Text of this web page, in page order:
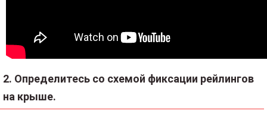
2. Определитесь со схемой фиксации рейлингов
на крыше.